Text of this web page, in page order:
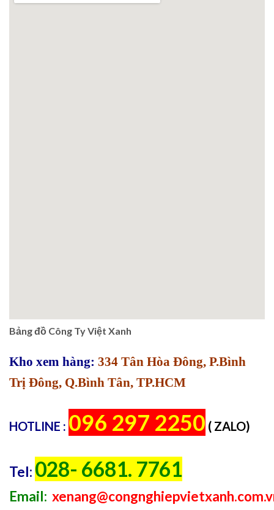
Bảng đồ Công Ty Việt Xanh
Kho xem hàng: 334 Tân Hòa Đông, P.Bình
Trị Đông, Q.Bình Tân, TP.HCM
HOTLINE : 096 297 2250 ( ZALO)
Tel: 028- 6681. 7761
Email: